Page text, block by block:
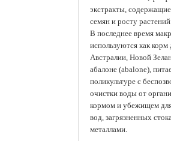
экстракты,
семян и росту
В последнее время
используются как
Австралии, Новой
абалоне (abalone),
поликультуре с
очистки воды от
кормом и убежищем
вод, загрязненных
металлами.